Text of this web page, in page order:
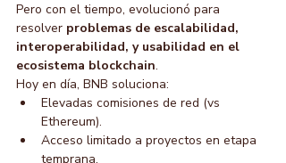
Pero con el tiempo, evolucionó para
resolver problemas de escalabilidad,
interoperabilidad, y usabilidad en el
ecosistema blockchain.
Hoy en día, BNB soluciona:
Elevadas comisiones de red (vs
Ethereum).
Acceso limitado a proyectos en etapa
temprana.